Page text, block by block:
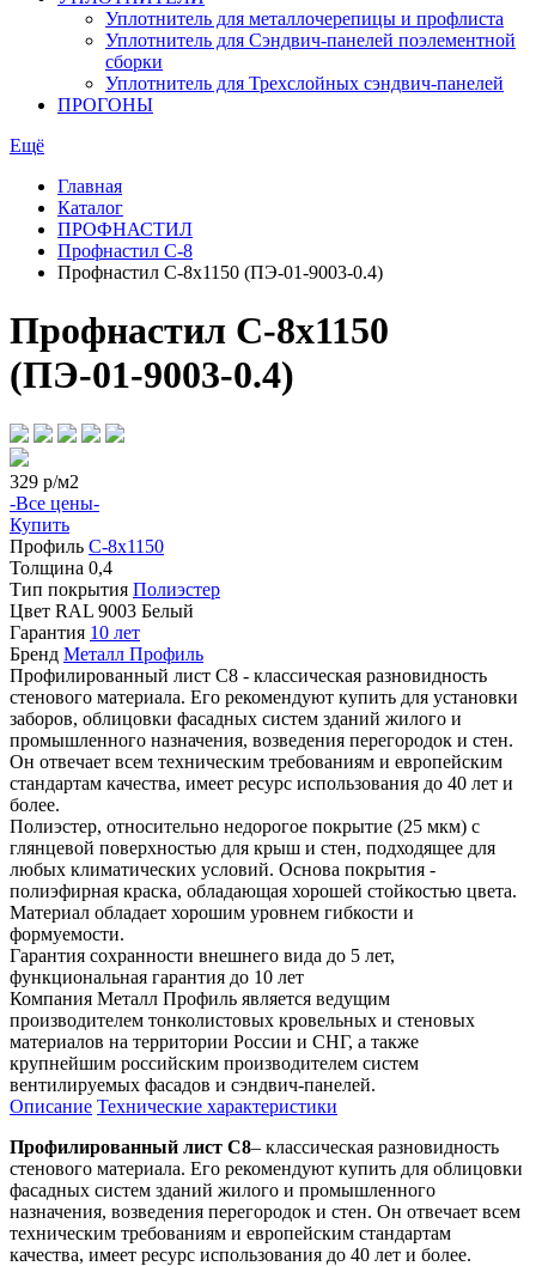
Уплотнитель для металлочерепицы и профлиста
Уплотнитель для Сэндвич-панелей поэлементной
сборки
Уплотнитель для Трехслойных сэндвич-панелей
ПРОГОНЫ
Ещё
Главная
Каталог
ПРОФНАСТИЛ
Профнастил С-8
Профнастил С-8х1150 (ПЭ-01-9003-0.4)
Профнастил С-8х1150
(ПЭ-01-9003-0.4)
329 р/м2
-Все цены-
Купить
Профиль С-8х1150
Толщина 0,4
Тип покрытия Полиэстер
Цвет RAL 9003 Белый
Гарантия 10 лет
Бренд Металл Профиль
Профилированный лист С8 - классическая разновидность
стенового материала. Его рекомендуют купить для установки
заборов, облицовки фасадных систем зданий жилого и
промышленного назначения, возведения перегородок и стен.
Он отвечает всем техническим требованиям и европейским
стандартам качества, имеет ресурс использования до 40 лет и
более.
Полиэстер, относительно недорогое покрытие (25 мкм) с
глянцевой поверхностью для крыш и стен, подходящее для
любых климатических условий. Основа покрытия -
полиэфирная краска, обладающая хорошей стойкостью цвета.
Материал обладает хорошим уровнем гибкости и
формуемости.
Гарантия сохранности внешнего вида до 5 лет,
функциональная гарантия до 10 лет
Компания Металл Профиль является ведущим
производителем тонколистовых кровельных и стеновых
материалов на территории России и СНГ, а также
крупнейшим российским производителем систем
вентилируемых фасадов и сэндвич-панелей.
Описание Технические характеристики
Профилированный лист С8– классическая разновидность
стенового материала. Его рекомендуют купить для облицовки
фасадных систем зданий жилого и промышленного
назначения, возведения перегородок и стен. Он отвечает всем
техническим требованиям и европейским стандартам
качества, имеет ресурс использования до 40 лет и более.